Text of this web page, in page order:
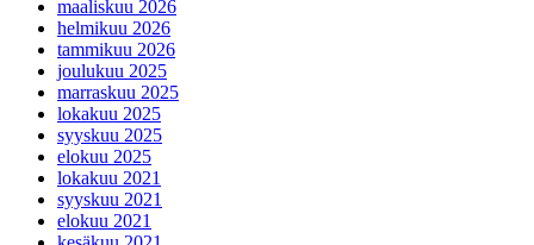
maaliskuu 2026
helmikuu 2026
tammikuu 2026
joulukuu 2025
marraskuu 2025
lokakuu 2025
syyskuu 2025
elokuu 2025
lokakuu 2021
syyskuu 2021
elokuu 2021